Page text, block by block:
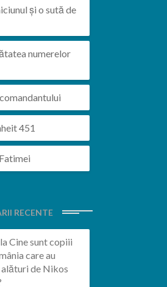
și o sută de
numerelor
451
RECENTE
Cine sunt copiii
care au
de Nikos